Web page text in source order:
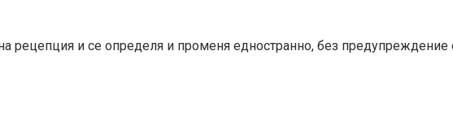
рецепция и се определя и променя едностранно, без предупреждение